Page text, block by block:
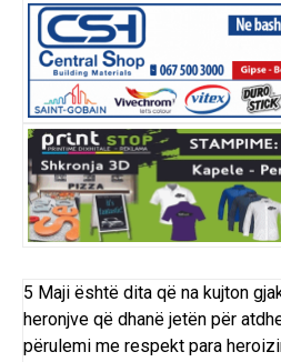
5 Maji është dita që na kujton
heronjve që dhanë jetën për
përulemi me respekt para